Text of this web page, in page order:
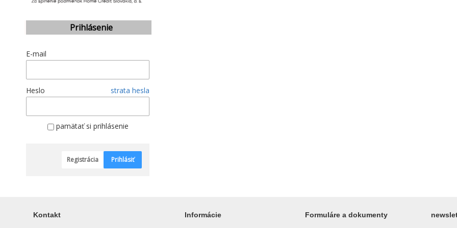
Prihlásenie
E-mail
Heslo strata hesla
pamätať si prihlásenie
Registrácia Prihlásiť
Kontakt Informácie Formuláre a dokumenty